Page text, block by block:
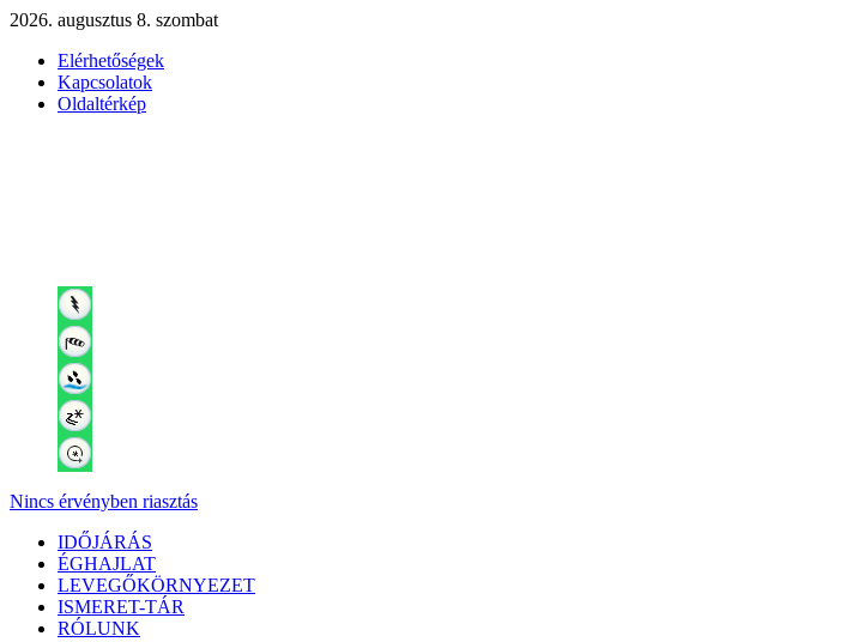
2026. augusztus 8. szombat
Elérhetőségek
Kapcsolatok
Oldaltérkép
Nincs érvényben riasztás
IDŐJÁRÁS
ÉGHAJLAT
LEVEGŐKÖRNYEZET
ISMERET-TÁR
RÓLUNK